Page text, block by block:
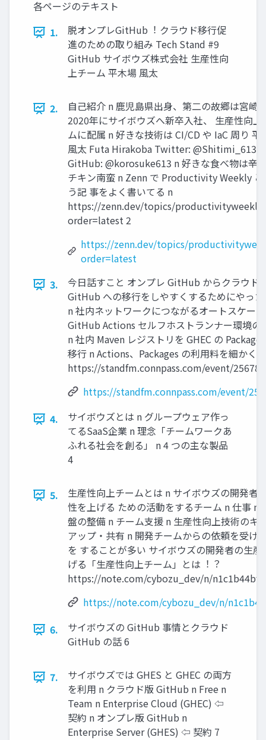
各ページのテキスト
1.
脱オンプレGitHub︕ クラウド移⾏促
進のための取り組み Tech Stand #9
GitHub サイボウズ株式会社 ⽣産性向
上チーム 平⽊場 ⾵太
2.
⾃⼰紹介 n ⿅児島県出⾝、第⼆の故郷は宮崎 n
2020年にサイボウズへ新卒⼊社、 ⽣産性向上
ムに配属 n 好きな技術は CI/CD や IaC 周り 平
⾵太 Futa Hirakoba Twitter: @Shitimi_613
GitHub: @korosuke613 n 好きな⾷べ物は⾟
チキン南蛮 n Zenn で Productivity Weekly と
う記 事をよく書いてる n
https://zenn.dev/topics/productivityweekly?
order=latest 2
https://zenn.dev/topics/
order=latest
3.
今⽇話すこと オンプレ GitHub からクラウド
GitHub への移⾏をしやすくするためにやっ
n 社内ネットワークにつながるオートスケー
GitHub Actions セルフホストランナー環境の
n 社内 Maven レジストリを GHEC の
移⾏ n Actions、Packages の利⽤料を細かく
https://standfm.connpass.com/event/
https://standfm.connpass.com/event/
4.
サイボウズとは n グループウェア作っ
てるSaaS企業 n 理念「チームワークあ
ふれる社会を創る」 n 4 つの主な製品
4
5.
⽣産性向上チームとは n サイボウズの開発者
性を上げる ための活動をするチーム n 仕事 n
盤の整備 n チーム⽀援 n ⽣産性向上技術のキ
アップ・共有 n 開発チームからの依頼を受け
を することが多い サイボウズの開発者の⽣産
げる「⽣産性向上チーム」とは︕︖
https://note.com/cybozu_dev/n/
https://note.com/cybozu_dev/n/
6.
サイボウズの GitHub 事情とクラウド
GitHub の話 6
7.
サイボウズでは GHES と GHEC の両⽅
を利⽤ n クラウド版 GitHub n Free n
Team n Enterprise Cloud (GHEC) ⇦
契約 n オンプレ版 GitHub n
Enterprise Server (GHES) ⇦ 契約 7